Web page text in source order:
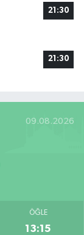
21:30
21:30
09.08.2026
ÖĞLE
13:15